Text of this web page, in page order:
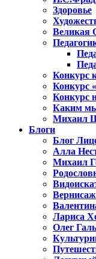
Здоровье
Великая
Конкурс
Конкурс
Конкурс
Каким
Михаил
Блоги
Блог
Алла
Михаил
Лариса
Олег